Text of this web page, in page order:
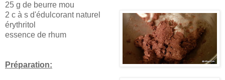
25 g de beurre mou
2 c à s d'édulcorant naturel
érythritol
essence de rhum
Préparation: